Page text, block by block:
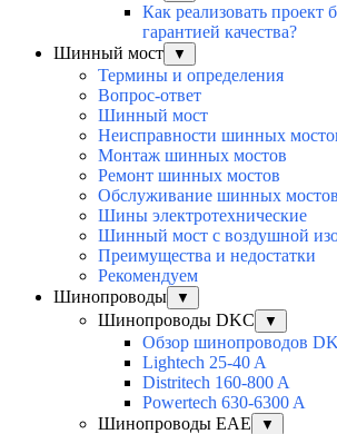
Как реализовать проект
гарантией качества?
Шинный мост
▼
Термины и определения
Вопрос-ответ
Шинный мост
Неисправности шинных
Монтаж шинных мостов
Ремонт шинных мостов
Обслуживание шинных мостов
Шины электротехнические
Шинный мост с воздушной
Преимущества и недостатки
Рекомендуем
Шинопроводы
▼
Шинопроводы DKC ▼
Обзор шинопроводов
Lightech 25-40 A
Distritech 160-800 A
Powertech 630-6300 A
Шинопроводы EAE
▼